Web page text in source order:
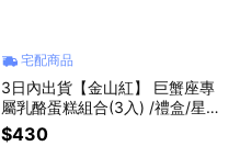
宅配商品
3日內出貨【金山紅】 巨蟹座專
屬乳酪蛋糕組合(3入) /禮盒/星座
限定
$430